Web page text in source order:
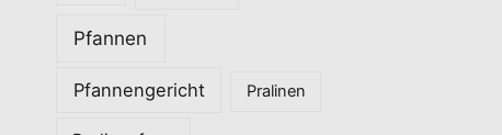
Pfannen
Pfannengericht Pralinen